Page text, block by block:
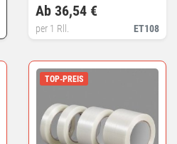
ET108
Ab 36,54 €
per 1 Rll.
TOP-PREIS